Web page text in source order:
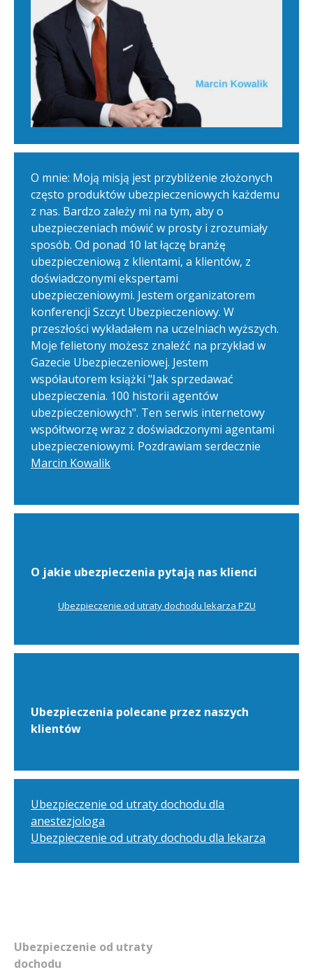
O mnie: Moją misją jest przybliżenie złożonych
często produktów ubezpieczeniowych każdemu
z nas. Bardzo zależy mi na tym, aby o
ubezpieczeniach mówić w prosty i zrozumiały
sposób. Od ponad 10 lat łączę branżę
ubezpieczeniową z klientami, a klientów, z
doświadczonymi ekspertami
ubezpieczeniowymi. Jestem organizatorem
konferencji Szczyt Ubezpieczeniowy. W
przeszłości wykładałem na uczelniach wyższych.
Moje felietony możesz znaleźć na przykład w
Gazecie Ubezpieczeniowej. Jestem
współautorem książki "Jak sprzedawać
ubezpieczenia. 100 historii agentów
ubezpieczeniowych". Ten serwis internetowy
współtworzę wraz z doświadczonymi agentami
ubezpieczeniowymi. Pozdrawiam serdecznie
Marcin Kowalik
O jakie ubezpieczenia pytają nas klienci
Ubezpieczenie od utraty dochodu lekarza PZU
Ubezpieczenia polecane przez naszych
klientów
Ubezpieczenie od utraty dochodu dla
anestezjologa
Ubezpieczenie od utraty dochodu dla lekarza
Ubezpieczenie od utraty
dochodu